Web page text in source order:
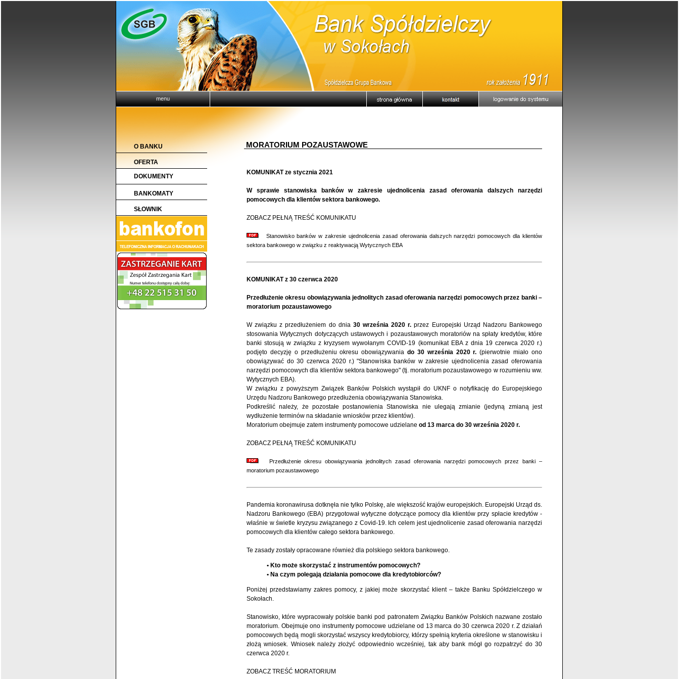
menu
O BANKU
OFERTA
DOKUMENTY
BANKOMATY
SŁOWNIK
MORATORIUM POZAUSTAWOWE
KOMUNIKAT ze stycznia 2021
W sprawie stanowiska banków w zakresie ujednolicenia zasad oferowania dalszych narzędzi
pomocowych dla klientów sektora bankowego.
ZOBACZ PEŁNĄ TREŚĆ KOMUNIKATU
Stanowisko banków w zakresie ujednolicenia zasad oferowania dalszych narzędzi pomocowych dla klientów
sektora bankowego w związku z reaktywacją Wytycznych EBA
KOMUNIKAT z 30 czerwca 2020
Przedłużenie okresu obowiązywania jednolitych zasad oferowania narzędzi pomocowych przez banki –
moratorium pozaustawowego
W związku z przedłużeniem do dnia 30 września 2020 r. przez Europejski Urząd Nadzoru Bankowego
stosowania Wytycznych dotyczących ustawowych i pozaustawowych moratoriów na spłaty kredytów, które
banki stosują w związku z kryzysem wywołanym COVID-19 (komunikat EBA z dnia 19 czerwca 2020 r.)
podjęto decyzję o przedłużeniu okresu obowiązywaniado 30 września 2020 r. (pierwotnie miało ono
obowiązywać do 30 czerwca 2020 r.) "Stanowiska banków w zakresie ujednolicenia zasad oferowania
narzędzi pomocowych dla klientów sektora bankowego" (tj. moratorium pozaustawowego w rozumieniu ww.
Wytycznych EBA).
W związku z powyższym Związek Banków Polskich wystąpił do UKNF o notyfikację do Europejskiego
Urzędu Nadzoru Bankowego przedłużenia obowiązywania Stanowiska.
Podkreślić należy, że pozostałe postanowienia Stanowiska nie ulegają zmianie (jedyną zmianą jest
wydłużenie terminów na składanie wniosków przez klientów).
Moratorium obejmuje zatem instrumenty pomocowe udzielane od 13 marca do 30 września 2020 r.
ZOBACZ PEŁNĄ TREŚĆ KOMUNIKATU
Przedłużenie okresu obowiązywania jednolitych zasad oferowania narzędzi pomocowych przez banki –
moratorium pozaustawowego
Pandemia koronawirusa dotknęła nie tylko Polskę, ale większość krajów europejskich. Europejski Urząd ds.
Nadzoru Bankowego (EBA) przygotował wytyczne dotyczące pomocy dla klientów przy spłacie kredytów -
właśnie w świetle kryzysu związanego z Covid-19. Ich celem jest ujednolicenie zasad oferowania narzędzi
pomocowych dla klientów całego sektora bankowego.
Te zasady zostały opracowane również dla polskiego sektora bankowego.
• Kto może skorzystać z instrumentów pomocowych?
• Na czym polegają działania pomocowe dla kredytobiorców?
Poniżej przedstawiamy zakres pomocy, z jakiej może skorzystać klient – także Banku Spółdzielczego w
Sokołach.
Stanowisko, które wypracowały polskie banki pod patronatem Związku Banków Polskich nazwane zostało
moratorium. Obejmuje ono instrumenty pomocowe udzielane od 13 marca do 30 czerwca 2020 r. Z działań
pomocowych będą mogli skorzystać wszyscy kredytobiorcy, którzy spełnią kryteria określone w stanowisku i
złożą wniosek. Wniosek należy złożyć odpowiednio wcześniej, tak aby bank mógł go rozpatrzyć do 30
czerwca 2020 r.
ZOBACZ TREŚĆ MORATORIUM